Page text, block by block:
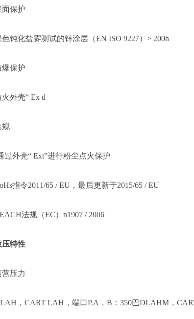
面保护
色钝化盐雾测试的锌涂层（EN ISO 9227）> 200h
爆保护
火外壳“ Ex d
规
过外壳“ Ext”进行粉尘点火保护
指令2011/65 / EU，最后更新于2015/65 / EU
法规（EC）n1907 / 2006
压特性
营压力
，CART LAH，端口P.A，B：350巴DLAHM，